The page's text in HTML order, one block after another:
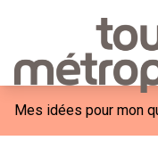
Mes idées pour mon